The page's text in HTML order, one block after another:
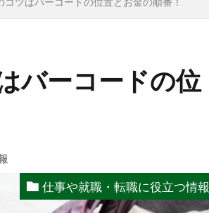
バーコードの位
仕事や就職・転職に役立つ情報